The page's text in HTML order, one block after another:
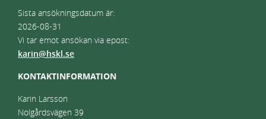
Sista ansökningsdatum är:
2026-08-31
Vi tar emot ansökan via epost:
karin@hskl.se
KONTAKTINFORMATION
Karin Larsson
Nolgårdsvägen 39